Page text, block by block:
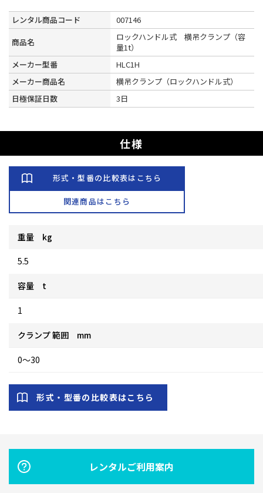
レンタル商品コード
007146
商品名
ロックハンドル式 横吊クランプ（容
量1t）
メーカー型番
HLC1H
メーカー商品名
横吊クランプ（ロックハンドル式）
日極保証日数
3日
仕様
形式・型番の比較表はこちら
関連商品はこちら
重量 kg
5.5
容量 t
1
クランプ 範囲 mm
0～30
形式・型番の比較表はこちら
レンタルご利用案内